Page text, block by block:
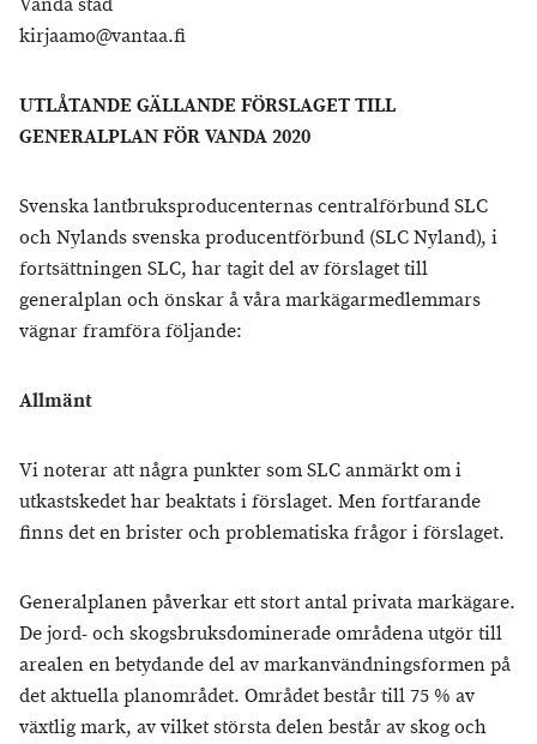
Vanda stad
kirjaamo@vantaa.fi
UTLÅTANDE GÄLLANDE FÖRSLAGET TILL
GENERALPLAN FÖR VANDA 2020
Svenska lantbruksproducenternas centralförbund SLC
och Nylands svenska producentförbund (SLC Nyland), i
fortsättningen SLC, har tagit del av förslaget till
generalplan och önskar å våra markägarmedlemmars
vägnar framföra följande:
Allmänt
Vi noterar att några punkter som SLC anmärkt om i
utkastskedet har beaktats i förslaget. Men fortfarande
finns det en brister och problematiska frågor i förslaget.
Generalplanen påverkar ett stort antal privata markägare.
De jord- och skogsbruksdominerade områdena utgör till
arealen en betydande del av markanvändningsformen på
det aktuella planområdet. Området består till 75 % av
växtlig mark, av vilket största delen består av skog och